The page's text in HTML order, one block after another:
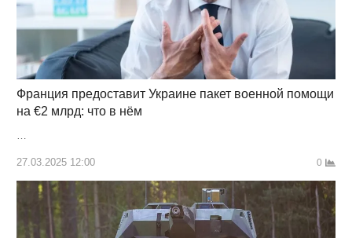
Франция предоставит Украине пакет военной помощи
на €2 млрд: что в нём
…
27.03.2025 12:00 0